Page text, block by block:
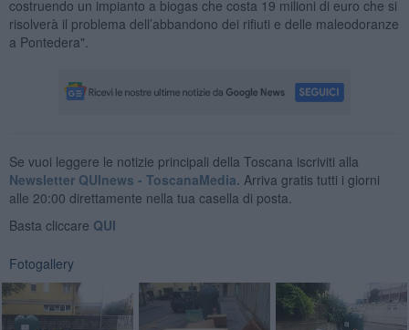
costruendo un impianto a biogas che costa 19 milioni di euro che si
risolverà il problema dell’abbandono dei rifiuti e delle maleodoranze
a Pontedera".
Se vuoi leggere le notizie principali della Toscana iscriviti alla
Newsletter QUInews - ToscanaMedia. Arriva gratis tutti i giorni
alle 20:00 direttamente nella tua casella di posta.
Basta cliccare QUI
Fotogallery